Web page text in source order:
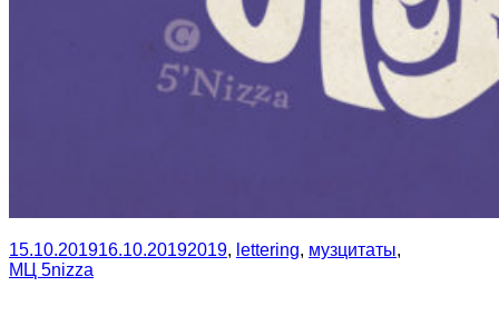
15.10.201916.10.20192019, lettering, музцитаты,
МЦ 5nizza